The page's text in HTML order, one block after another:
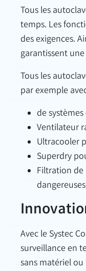
Tous les
temps. Les
des exigences.
garantissent
Tous les
par exemple
de
Ventilateur
Ultracooler
Superdry
Filtration de
dangereuses
Avec le Systec
surveillance en
sans matériel